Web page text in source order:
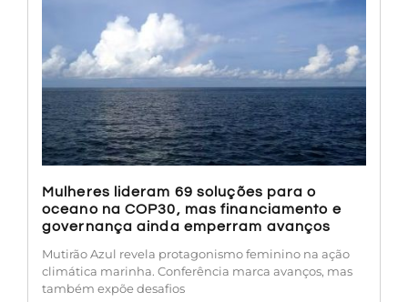
Mulheres lideram 69 soluções para o
oceano na COP30, mas financiamento e
governança ainda emperram avanços
Mutirão Azul revela protagonismo feminino na ação
climática marinha. Conferência marca avanços, mas
também expõe desafios